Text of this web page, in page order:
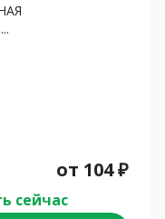
от 104₽
сейчас